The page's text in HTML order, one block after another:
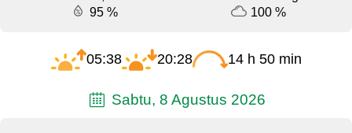
95 %
100 %
05:38 20:28 14 h 50 min
Sabtu, 8 Agustus 2026